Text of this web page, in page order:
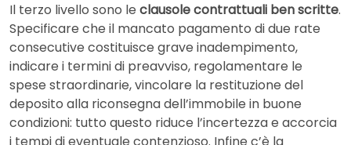
Il terzo livello sono le clausole contrattuali ben scritte.
Specificare che il mancato pagamento di due rate
consecutive costituisce grave inadempimento,
indicare i termini di preavviso, regolamentare le
spese straordinarie, vincolare la restituzione del
deposito alla riconsegna dell’immobile in buone
condizioni: tutto questo riduce l’incertezza e accorcia